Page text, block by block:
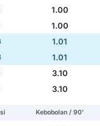
1.00
1.00
1.01
1.01
3.10
3.10
Kebobolan / 90'